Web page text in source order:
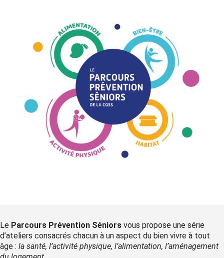
Le Parcours Prévention Séniors vous propose une série
d’ateliers consacrés chacun à un aspect du bien vivre à tout
âge : la santé, l’activité physique, l’alimentation, l’aménagement